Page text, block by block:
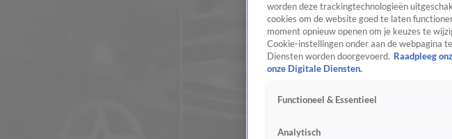
worden deze trackingtechnologieën
cookies om de website goed te laten
moment opnieuw openen om je keuzes te
Cookie-instellingen onder aan de webpagina
Diensten worden doorgevoerd. Raadpleeg
onze Digitale Diensten.
Functioneel & Essentieel
Analytisch